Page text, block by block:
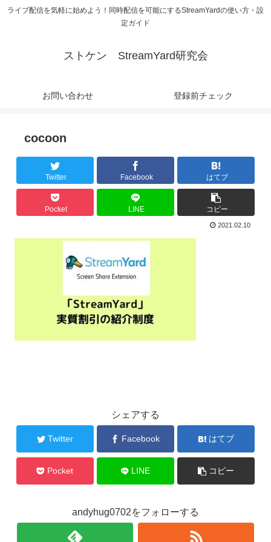
ライブ配信を気軽に始めよう！同時配信を可能にするStreamYardの使い方・設
定ガイド
ストケン StreamYard研究会
お問い合わせ 登録前チェック
cocoon
Twitter Facebook はてブ
Pocket LINE コピー
2021.02.10
シェアする
Twitter Facebook はてブ
Pocket LINE コピー
andyhug0702をフォローする